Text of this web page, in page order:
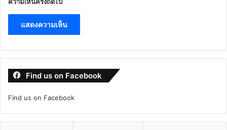
Find us on Facebook
Find us on Facebook